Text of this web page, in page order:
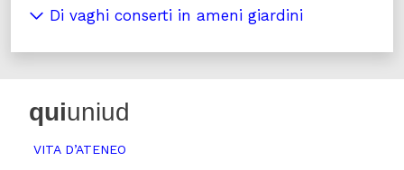
Di vaghi conserti in ameni giardini
quiuniud
VITA D’ATENEO